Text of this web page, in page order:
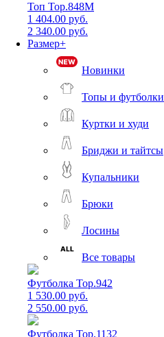
Топ Top.848M
1 404.00 руб.
2 340.00 руб.
Размер+
Новинки
Топы и футболки
Куртки и худи
Бриджи и тайтсы
Купальники
Брюки
Лосины
Все товары
Футболка Top.942
1 530.00 руб.
2 550.00 руб.
Футболка Top.1132